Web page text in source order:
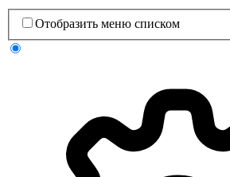
Отобразить меню списком